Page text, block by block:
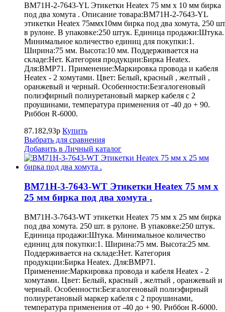
BM71H-2-7643-YL Этикетки Heatex 75 мм x 10 мм бирка
под два хомута . Описание товара:BM71H-2-7643-YL
этикетки Heatex 75ммx10мм бирка под два хомута, 250
в рулоне. В упаковке:250 штук. Единица продажи:Штука.
Минимальное количество единиц для покупки:1.
Ширина:75 мм. Высота:10 мм. Поддерживается на
складе:Нет. Категория продукции:Бирка Heatex.
Для:BMP71. Применение:Маркировка провода и кабеля
Heatex - 2 хомутами. Цвет: Белый, красный , желтый ,
оранжевый и черный. Особенности:Безгалогеновый
полиэфирный полиуретановый маркер кабеля с 2
проушинами, температура применения от -40 до + 90.
Риббон R-6000.
87.182,93р Купить
Выбрать для сравнения
Добавить в Личный каталог
BM71H-3-7643-WT Этикетки Heatex 75 мм x
25 мм бирка под два хомута .
BM71H-3-7643-WT этикетки Heatex 75 мм x 25 мм бирка
под два хомута. 250 шт. в рулоне. В упаковке:250 штук.
Единица продажи:Штука. Минимальное количество
единиц для покупки:1. Ширина:75 мм. Высота:25 мм.
Поддерживается на складе:Нет. Категория
продукции:Бирка Heatex. Для:BMP71.
Применение:Маркировка провода и кабеля Heatex - 2
хомутами. Цвет: Белый, красный , желтый , оранжевый и
черный. Особенности:Безгалогеновый полиэфирный
полиуретановый маркер кабеля с 2 проушинами,
температура применения от -40 до + 90. Риббон R-6000.